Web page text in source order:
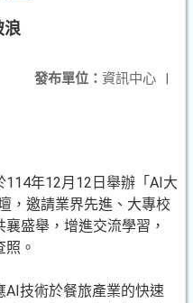
浪
發布單位： 資訊中心 |
年12月12日舉辦「AI大
，邀請業界先進、大專校
盛舉，增進交流學習，
。
技術於餐旅產業的快速